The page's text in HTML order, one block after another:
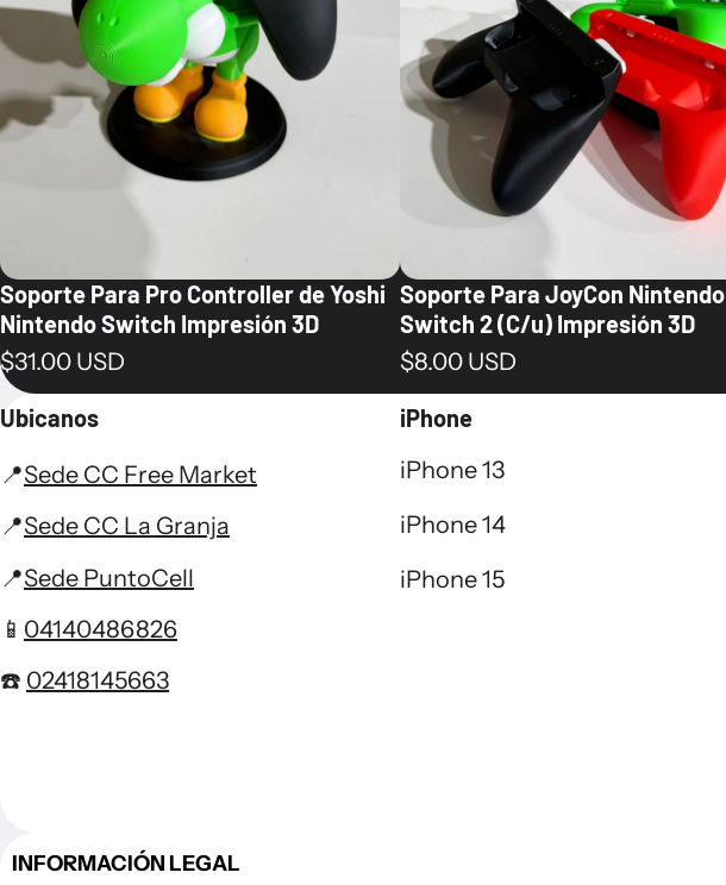
Soporte Para Pro Controller de Yoshi
Nintendo Switch Impresión 3D
Precio normal
$31.00 USD
Soporte Para JoyCon Nintendo
Switch 2 (C/u) Impresión 3D
Precio normal
$8.00 USD
Ubicanos
📍Sede CC Free Market
📍Sede CC La Granja
📍Sede PuntoCell
📱 04140486826
☎️ 02418145663
iPhone
iPhone 13
iPhone 14
iPhone 15
INFORMACIÓN LEGAL